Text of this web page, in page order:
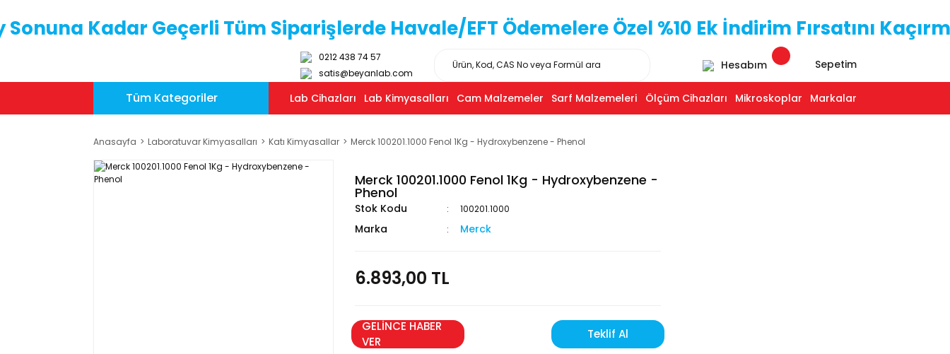
Sonuna Kadar Geçerli Tüm Siparişlerde Havale/EFT Ödemelere Özel %10 Ek İndirim Fırsatını
0212 438 74 57
satis@beyanlab.com
Hesabım Sepetim
Tüm Kategoriler Lab Cihazları Lab Kimyasalları Cam Malzemeler Sarf Malzemeleri Ölçüm Cihazları Mikroskoplar Markalar
Anasayfa Laboratuvar Kimyasalları Katı Kimyasallar Merck 100201.1000 Fenol 1Kg - Hydroxybenzene - Phenol
Merck 100201.1000 Fenol 1Kg - Hydroxybenzene -
Phenol
Stok Kodu 100201.1000
Marka Merck
6.893,00 TL
GELİNCE HABER
VER
Teklif Al